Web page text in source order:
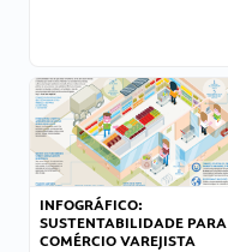
INFOGRÁFICO:
SUSTENTABILIDADE PARA
COMÉRCIO VAREJISTA